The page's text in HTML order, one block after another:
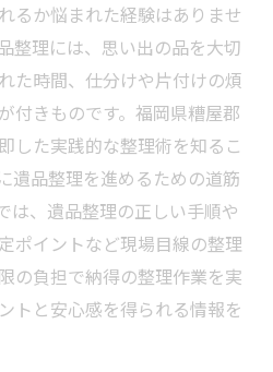
るか悩まれた経験はありませ
整理には、思い出の品を大切
た時間、仕分けや片付けの煩
付きものです。福岡県糟屋郡
した実践的な整理術を知るこ
遺品整理を進めるための道筋
は、遺品整理の正しい手順や
ポイントなど現場目線の整理
の負担で納得の整理作業を実
トと安心感を得られる情報を